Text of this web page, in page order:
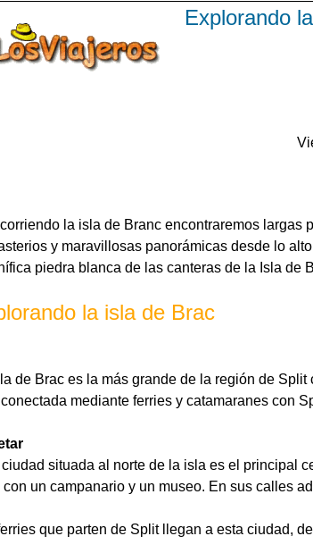
Explorando
la isla de Branc encontraremos largas
y maravillosas panorámicas desde lo
piedra blanca de las canteras de la Isla de
la isla de Brac
de Brac es la más grande de la región de
mediante ferries y catamaranes con
ciudad situada al norte de la isla es el principal
con un campanario y un museo. En sus calles
que parten de Split llegan a esta ciudad,